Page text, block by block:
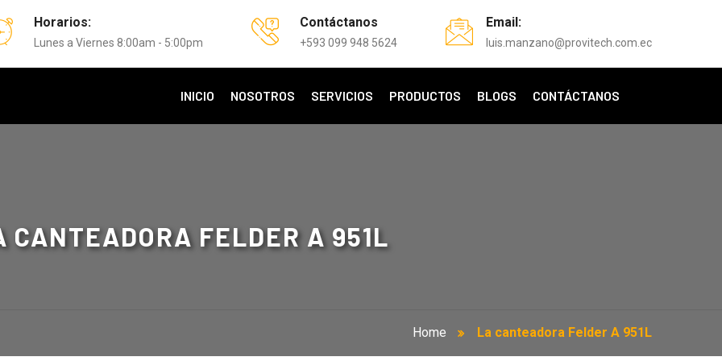
Horarios:
Lunes a Viernes 8:00am - 5:00pm
Contáctanos
+593 099 948 5624
Email:
luis.manzano@provitech.com.ec
INICIO NOSOTROS SERVICIOS PRODUCTOS BLOGS CONTÁCTANOS
CANTEADORA FELDER A 951L
Home La canteadora Felder A 951L